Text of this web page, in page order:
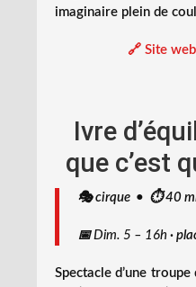
imaginaire plein de
🔗 Site web
Ivre
que c’est
🎭 cirque • ⏱️ 40
📅Dim. 5 – 16h ·
Spectacle d’une